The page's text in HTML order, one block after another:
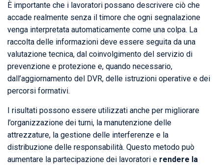
È importante che i lavoratori possano descrivere ciò che
accade realmente senza il timore che ogni segnalazione
venga interpretata automaticamente come una colpa. La
raccolta delle informazioni deve essere seguita da una
valutazione tecnica, dal coinvolgimento del servizio di
prevenzione e protezione e, quando necessario,
dall’aggiornamento del DVR, delle istruzioni operative e dei
percorsi formativi.
I risultati possono essere utilizzati anche per migliorare
l’organizzazione dei turni, la manutenzione delle
attrezzature, la gestione delle interferenze e la
distribuzione delle responsabilità. Questo metodo può
aumentare la partecipazione dei lavoratori e rendere la